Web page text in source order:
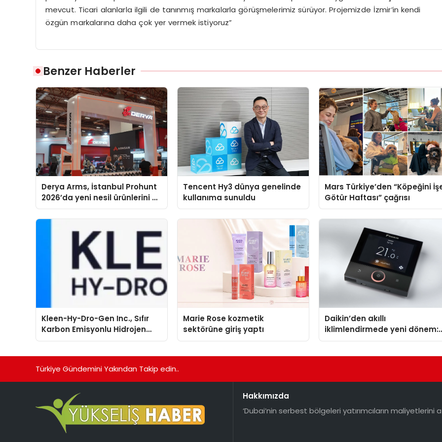
mevcut. Ticari alanlarla ilgili de tanınmış markalarla görüşmelerimiz sürüyor. Projemizde İzmir’in kendi
özgün markalarına daha çok yer vermek istiyoruz”
Benzer Haberler
Derya Arms, İstanbul Prohunt
2026’da yeni nesil ürünlerini ve
global marka vizyonunu
sergiledi
Tencent Hy3 dünya genelinde
kullanıma sunuldu
Mars Türkiye’den “Köpeğini
Götür Haftası” çağrısı
Kleen-Hy-Dro-Gen Inc., Sıfır
Karbon Emisyonlu Hidrojen
Isıtma Teknolojisinde ISO ve
Marie Rose kozmetik
sektörüne giriş yaptı
Daikin’den akıllı
iklimlendirmede yeni dönem:
Madoka Plus Türkiye’de
Türkiye Gündemini Yakından Takip edin..
Hakkımızda
‘Dubai’nin serbest bölgeleri yatırımcıların maliyetlerini